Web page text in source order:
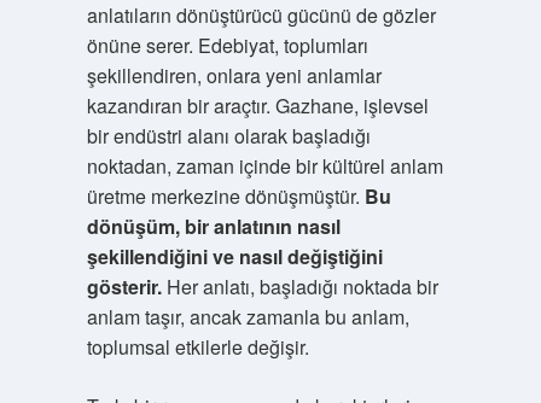
anlatıların dönüştürücü gücünü de gözler
önüne serer. Edebiyat, toplumları
şekillendiren, onlara yeni anlamlar
kazandıran bir araçtır. Gazhane, işlevsel
bir endüstri alanı olarak başladığı
noktadan, zaman içinde bir kültürel anlam
üretme merkezine dönüşmüştür. Bu
dönüşüm, bir anlatının nasıl
şekillendiğini ve nasıl değiştiğini
gösterir.Her anlatı, başladığı noktada bir
anlam taşır, ancak zamanla bu anlam,
toplumsal etkilerle değişir.